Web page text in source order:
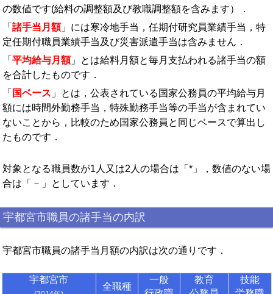
の数値です(給料の調整額及び教職調整額を含みます）．
「 諸手当月額」には寒冷地手当，任期付研究員業績手当，特
定任期付職員業績手当及び災害派遣手当は含みません．
「 平均給与月額」とは給料月額と毎月支払われる諸手当の額
を合計したものです．
「 国ベース 」とは，公表されている国家公務員の平均給与月
額には時間外勤務手当，特殊勤務手当等の手当が含まれてい
ないことから，比較のため国家公務員と同じベースで算出し
たものです．
対象となる職員数が1人又は2人の場合は「*」，数値のない場
合は「－」としています．
宇都宮市職員の諸手当の内訳
宇都宮市職員の諸手当月額の内訳は次の通りです．
宇都宮市
全職種
一般
教育
技能